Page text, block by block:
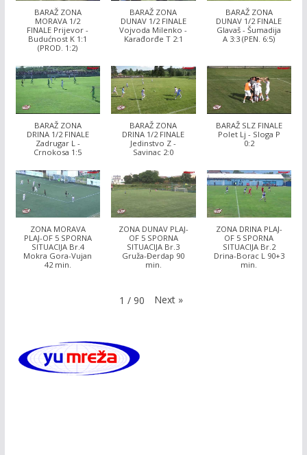
BARAŽ ZONA
MORAVA 1/2
FINALE Prijevor -
Budućnost K 1:1
(PROD. 1:2)
BARAŽ ZONA
DUNAV 1/2 FINALE
Vojvoda Milenko -
Karađorđe T 2:1
BARAŽ ZONA
DUNAV 1/2 FINALE
Glavaš - Šumadija
A 3:3 (PEN. 6:5)
BARAŽ ZONA
DRINA 1/2 FINALE
Zadrugar L -
Crnokosa 1:5
BARAŽ ZONA
DRINA 1/2 FINALE
Jedinstvo Z -
Savinac 2:0
BARAŽ SLZ FINALE
Polet Lj - Sloga P
0:2
ZONA MORAVA
PLAJ-OF 5 SPORNA
SITUACIJA Br.4
Mokra Gora-Vujan
42 min.
ZONA DUNAV PLAJ-
OF 5 SPORNA
SITUACIJA Br.3
Gruža-Đerdap 90
min.
ZONA DRINA PLAJ-
OF 5 SPORNA
SITUACIJA Br.2
Drina-Borac L 90+3
min.
1 / 90 Next »